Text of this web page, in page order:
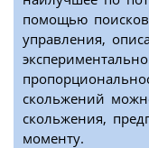
помощью
управления,
скольжений
скольжения,
моменту.